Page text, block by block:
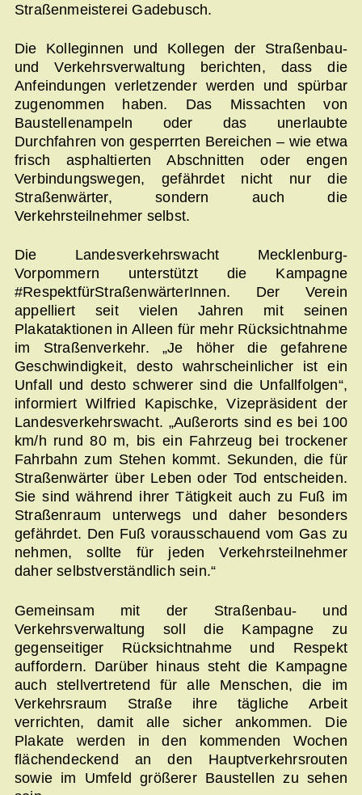
Straßenmeisterei Gadebusch.
Die Kolleginnen und Kollegen der Straßenbau-
und Verkehrsverwaltung berichten, dass die
Anfeindungen verletzender werden und spürbar
zugenommen haben. Das Missachten von
Baustellenampeln oder das unerlaubte
Durchfahren von gesperrten Bereichen – wie etwa
frisch asphaltierten Abschnitten oder engen
Verbindungswegen, gefährdet nicht nur die
Straßenwärter, sondern auch die
Verkehrsteilnehmer selbst.
Die Landesverkehrswacht Mecklenburg-
Vorpommern unterstützt die Kampagne
#RespektfürStraßenwärterInnen. Der Verein
appelliert seit vielen Jahren mit seinen
Plakataktionen in Alleen für mehr Rücksichtnahme
im Straßenverkehr. „Je höher die gefahrene
Geschwindigkeit, desto wahrscheinlicher ist ein
Unfall und desto schwerer sind die Unfallfolgen“,
informiert Wilfried Kapischke, Vizepräsident der
Landesverkehrswacht. „Außerorts sind es bei 100
km/h rund 80 m, bis ein Fahrzeug bei trockener
Fahrbahn zum Stehen kommt. Sekunden, die für
Straßenwärter über Leben oder Tod entscheiden.
Sie sind während ihrer Tätigkeit auch zu Fuß im
Straßenraum unterwegs und daher besonders
gefährdet. Den Fuß vorausschauend vom Gas zu
nehmen, sollte für jeden Verkehrsteilnehmer
daher selbstverständlich sein.“
Gemeinsam mit der Straßenbau- und
Verkehrsverwaltung soll die Kampagne zu
gegenseitiger Rücksichtnahme und Respekt
auffordern. Darüber hinaus steht die Kampagne
auch stellvertretend für alle Menschen, die im
Verkehrsraum Straße ihre tägliche Arbeit
verrichten, damit alle sicher ankommen. Die
Plakate werden in den kommenden Wochen
flächendeckend an den Hauptverkehrsrouten
sowie im Umfeld größerer Baustellen zu sehen